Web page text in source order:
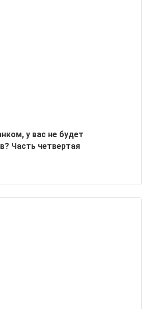
у вас не будет
Часть четвертая